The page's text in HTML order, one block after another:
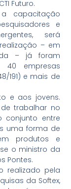
Futuro.
capacitação
e
será
– em
– já foram
40 empresas
191) e mais de
e aos jovens.
trabalhar no
conjunto entre
uma forma de
produtos e
o ministro da
Pontes.
realizado pela
da Softex,